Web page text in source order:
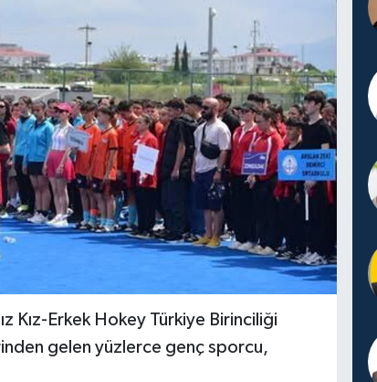
Kız-Erkek Hokey Türkiye Birinciliği
gelen yüzlerce genç sporcu,